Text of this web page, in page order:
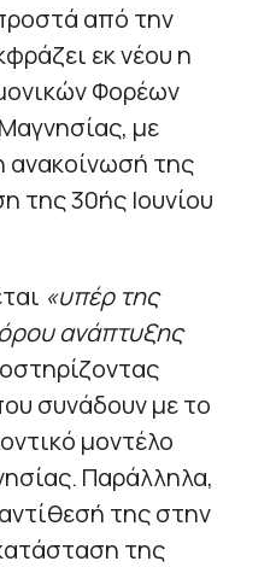
από την
εκ νέου η
Φορέων
με
ανακοίνωσή της
της 30ής Ιουνίου
«υπέρ της
ανάπτυξης
συνάδουν με το
μοντέλο
Παράλληλα,
της στην
της